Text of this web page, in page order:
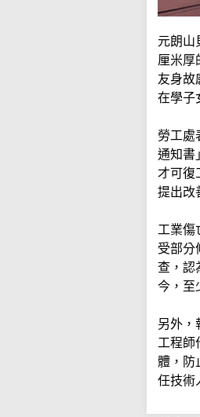
元朗山
厘米厚
友身故
在學子
勞工處
通知書
才可復
提出改
工業傷
受部分
查，認
今，至
另外，
工程師
體，防
任技術